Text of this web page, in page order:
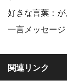
好きな言葉：
一言メッセー
関連リンク